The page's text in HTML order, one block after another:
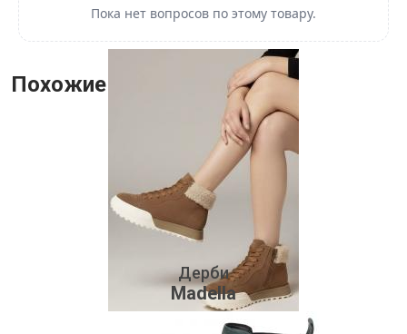
Пока нет вопросов по этому товару.
Похожие товары
Дерби
Madella
3 600 руб.